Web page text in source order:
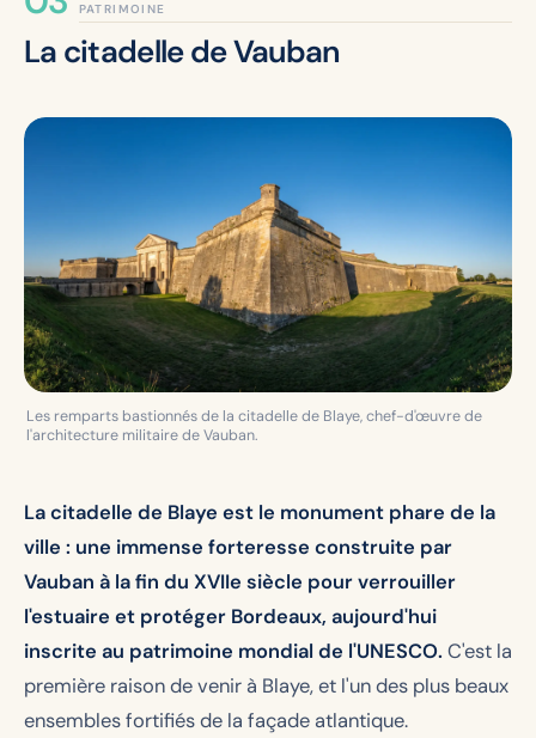
PATRIMOINE
La citadelle de Vauban
Les remparts bastionnés de la citadelle de Blaye, chef-d'œuvre de
l'architecture militaire de Vauban.
La citadelle de Blaye est le monument phare de la
ville : une immense forteresse construite par
Vauban à la fin du XVIIe siècle pour verrouiller
l'estuaire et protéger Bordeaux, aujourd'hui
inscrite au patrimoine mondial de l'UNESCO. C'est la
première raison de venir à Blaye, et l'un des plus beaux
ensembles fortifiés de la façade atlantique.